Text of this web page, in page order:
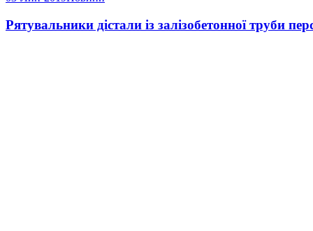
Рятувальники дістали із залізобетонної труби